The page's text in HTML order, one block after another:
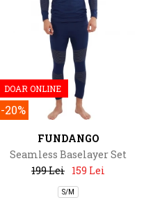
DOAR ONLINE
-20%
FUNDANGO
Seamless Baselayer Set
199 Lei 159 Lei
S/M